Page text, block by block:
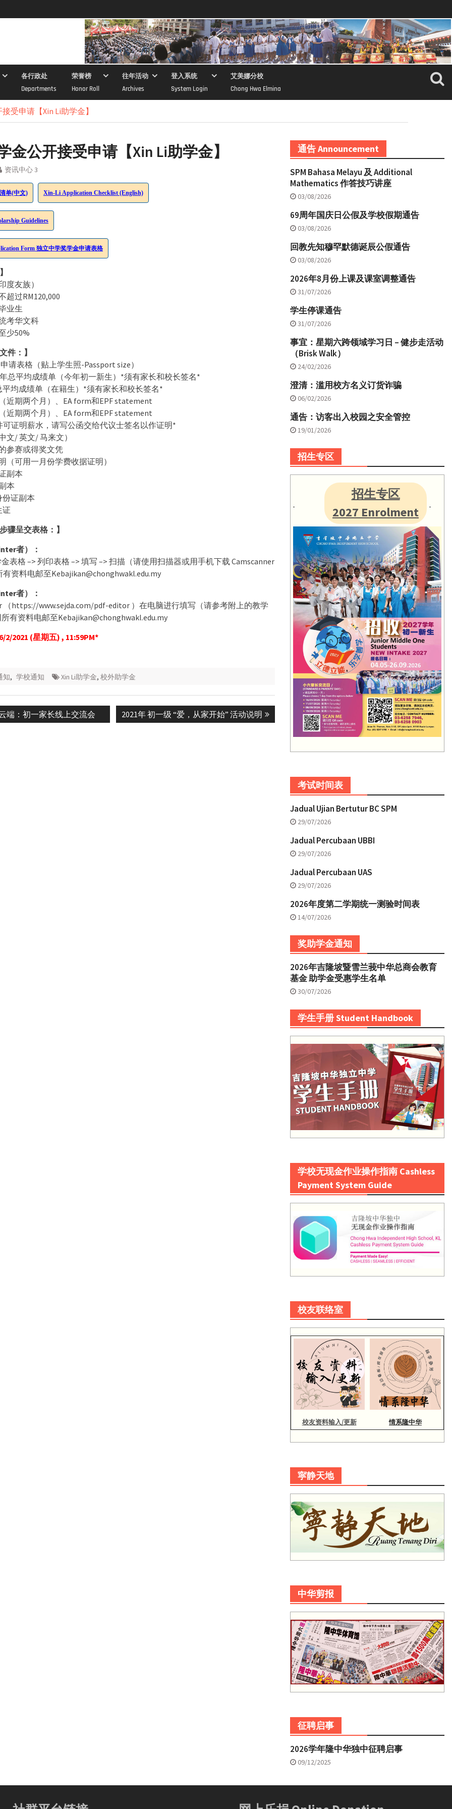
各行政处
Departments
荣誉榜
Honor Roll
往年活动
Archives
登入系统
System Login
艾美娜分校
Chong Hwa Elmina
受申请【Xin Li助学金】
金公开接受申请【Xin Li助学金】
资讯中心 3
单(中文) Xin-Li Application Checklist (English)
Guidelines
Form 独立中学奖学金申请表格
度友族）
超过RM120,000
业生
考华文科
少50%
件：】
请表格（贴上学生照-Passport size）
总平均成绩单（今年初一新生）*须有家长和校长签名*
均成绩单（在籍生）*须有家长和校长签名*
近期两个月）、EA form和EPF statement
近期两个月）、EA form和EPF statement
证明薪水，请写公函交给代议士签名以作证明*
文/ 英文/ 马来文）
参赛或得奖文凭
（可用一月份学费收据证明）
副本
本
份证副本
证
骤呈交表格：】
者）：
表格 –> 列印表格 –> 填写 –> 扫描（请使用扫描器或用手机下载 Camscanner
有资料电邮至Kebajikan@chonghwakl.edu.my
者）：
（https://www.sejda.com/pdf-editor ）在电脑进行填写（请参考附上的教学
有资料电邮至Kebajikan@chonghwakl.edu.my
2/2021 (星期五) , 11:59PM*
知, 学校通知 Xin Li助学金, 校外助学金
端：初一家长线上交流会
Next
post:
2021年 初一级 “爱，从家开始” 活动说明
通告 Announcement
SPM Bahasa Melayu 及 Additional
Mathematics 作答技巧讲座
03/08/2026
69周年国庆日公假及学校假期通告
03/08/2026
回教先知穆罕默德诞辰公假通告
03/08/2026
2026年8月份上课及课室调整通告
31/07/2026
学生停课通告
31/07/2026
事宜：星期六跨领域学习日 – 健步走活动
（Brisk Walk）
24/02/2026
澄清：滥用校方名义订货诈骗
06/02/2026
通告：访客出入校园之安全管控
19/01/2026
招生专区
招生专区
2027 Enrolment
考试时间表
Jadual Ujian Bertutur BC SPM
29/07/2026
Jadual Percubaan UBBI
29/07/2026
Jadual Percubaan UAS
29/07/2026
2026年度第二学期统一测验时间表
14/07/2026
奖助学金通知
2026年吉隆坡暨雪兰莪中华总商会教育
基金 助学金受惠学生名单
30/07/2026
学生手册 Student Handbook
学校无现金作业操作指南 Cashless
Payment System Guide
校友联络室
校友资料输入/更新 情系隆中华
寜静天地
中华剪报
征聘启事
2026学年隆中华独中征聘启事
09/12/2025